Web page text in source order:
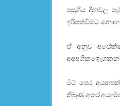
පසුගිය දිනවල
ඉරිපත්වීමට
ඒ අනුව
මීට පෙර
තිබුණු අතර